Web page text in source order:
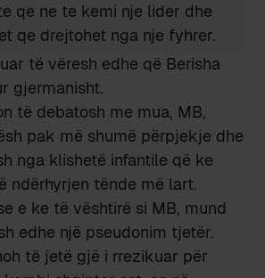
qe ne te kemi nje lider dhe
qe drejtohet nga nje fyhrer.
të vëresh edhe që Berisha
gjermanisht.
të debatosh me mua, MB,
pak më shumë përpjekje dhe
nga klishetë infantile që ke
ndërhyrjen tënde më lart.
e ke të vështirë si MB, mund
edhe një pseudonim tjetër.
të jetë gjë i rrezikuar për